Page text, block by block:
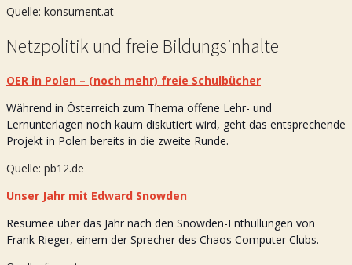
Quelle: konsument.at
Netzpolitik und freie Bildungsinhalte
OER in Polen – (noch mehr) freie Schulbücher
Während in Österreich zum Thema offene Lehr- und
Lernunterlagen noch kaum diskutiert wird, geht das entsprechende
Projekt in Polen bereits in die zweite Runde.
Quelle: pb12.de
Unser Jahr mit Edward Snowden
Resümee über das Jahr nach den Snowden-Enthüllungen von
Frank Rieger, einem der Sprecher des Chaos Computer Clubs.